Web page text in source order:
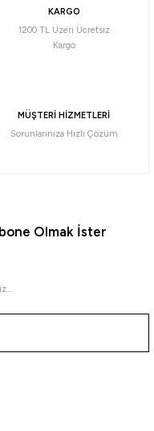
KARGO
1200 TL Üzeri Ücretsiz
Kargo
MÜŞTERİ HİZMETLERİ
Sorunlarınıza Hızlı Çözüm
Olmak İster